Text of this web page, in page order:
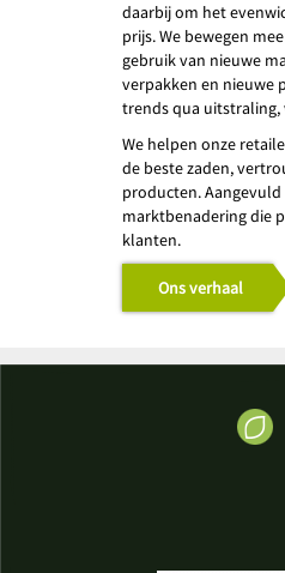
daarbij om het
prijs. We bewegen
gebruik van nieuwe
verpakken en nieuwe
trends qua
We helpen onze
de beste zaden,
producten.
marktbenadering die
klanten.
Ons verhaal